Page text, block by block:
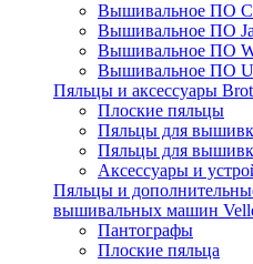
Вышивальное ПО
Вышивальное ПО
Вышивальное ПО
Вышивальное ПО
Пяльцы и аксессуары
Плоские пяльцы
Пяльцы для
Пяльцы для
Аксессуары и
Пяльцы и
вышивальных машин
Пантографы
Плоские пяльца